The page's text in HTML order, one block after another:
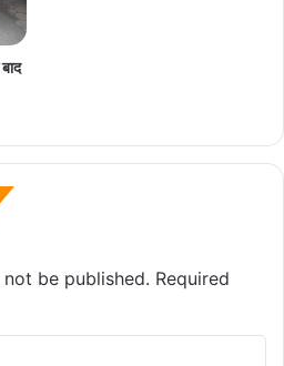
be published. Required